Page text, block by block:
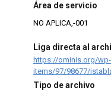
Área de servicio
NO APLICA,-001
Liga directa al
https://ominis.org/
items/97/98677/
Tipo de archivo